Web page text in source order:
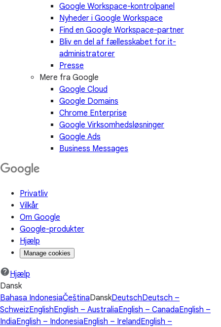
Google Workspace-kontrolpanel
Nyheder i Google Workspace
Find en Google Workspace-partner
Bliv en del af fællesskabet for it-
administratorer
Presse
Mere fra Google
Google Cloud
Google Domains
Chrome Enterprise
Google Virksomhedsløsninger
Google Ads
Business Messages
Privatliv
Vilkår
Om Google
Google-produkter
Hjælp
Manage cookies
Hjælp
Dansk
Bahasa IndonesiaČeštinaDanskDeutschDeutsch –
SchweizEnglishEnglish – AustraliaEnglish – CanadaEnglish –
IndiaEnglish – IndonesiaEnglish – IrelandEnglish –